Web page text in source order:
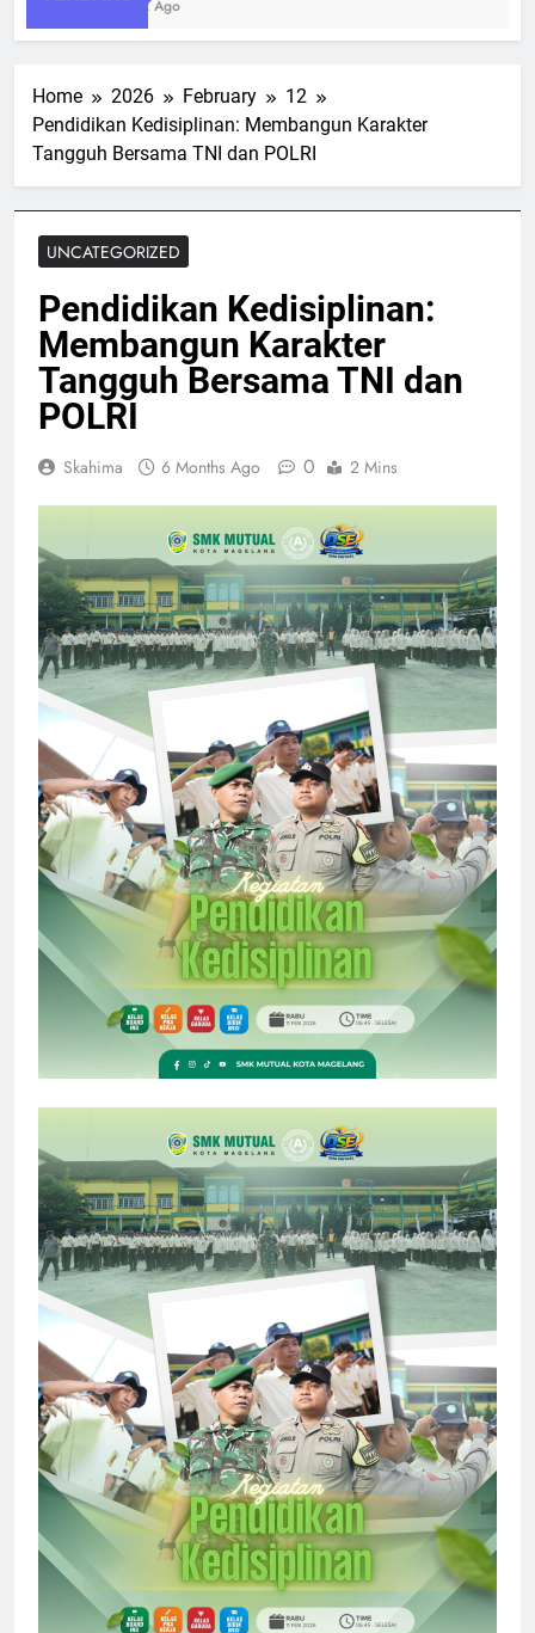
1 Week Ago
Home 2026 February
12
Pendidikan Kedisiplinan: Membangun Karakter
Tangguh Bersama TNI dan POLRI
UNCATEGORIZED
Pendidikan Kedisiplinan:
Membangun Karakter
Tangguh Bersama TNI dan
POLRI
Skahima 6 Months Ago 0 2 Mins